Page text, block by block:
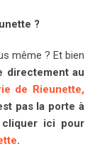
?
même ? Et bien
directement au
de Rieunette,
pas la porte à
ici pour
.